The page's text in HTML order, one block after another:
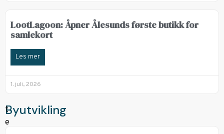
LootLagoon: Åpner Ålesunds første butikk for
samlekort
Les mer
1. juli, 2026
Byutvikling